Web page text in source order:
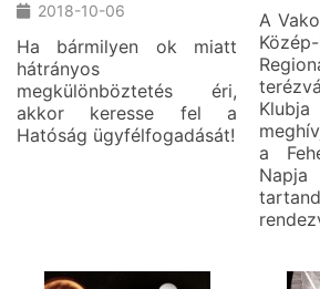
2018-10-06
Ha bármilyen ok miatt
hátrányos
megkülönböztetés éri,
akkor keresse fel a
Hatóság ügyfélfogadását!
A
a